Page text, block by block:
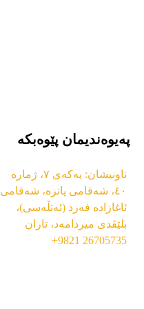
پەیوەندیمان پێوەبکە
ناونیشان: یەکەی ٧، ژمارە
٤٠، شەقامی پانزە، شەقامی
ئاغازادە فەرد (ئەتڵەسی)،
بلێڤدی میردامەد، تاران
26705735 9821+